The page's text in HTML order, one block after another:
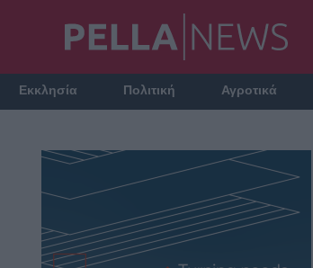
Εκκλησία Πολιτική Αγροτικά